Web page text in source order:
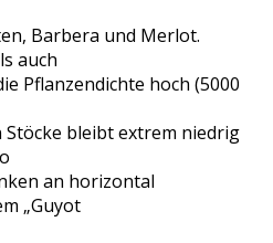
Barbera und Merlot.
auch
Pflanzendichte hoch (5000
bleibt extrem niedrig
an horizontal
„Guyot